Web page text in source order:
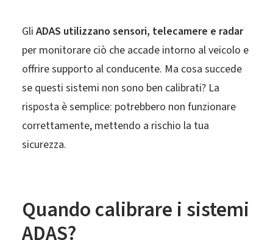
Gli ADAS utilizzano sensori, telecamere e radar
per monitorare ciò che accade intorno al veicolo e
offrire supporto al conducente. Ma cosa succede
se questi sistemi non sono ben calibrati? La
risposta è semplice: potrebbero non funzionare
correttamente, mettendo a rischio la tua
sicurezza.
Quando calibrare i sistemi
ADAS?